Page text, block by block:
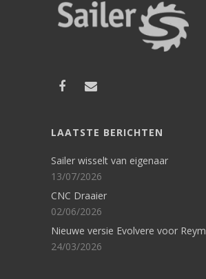
LAATSTE BERICHTEN
Sailer wisselt van eigenaar
13/07/2026
CNC Draaier
02/06/2026
Nieuwe versie Evolvere voor Reym
24/03/2026